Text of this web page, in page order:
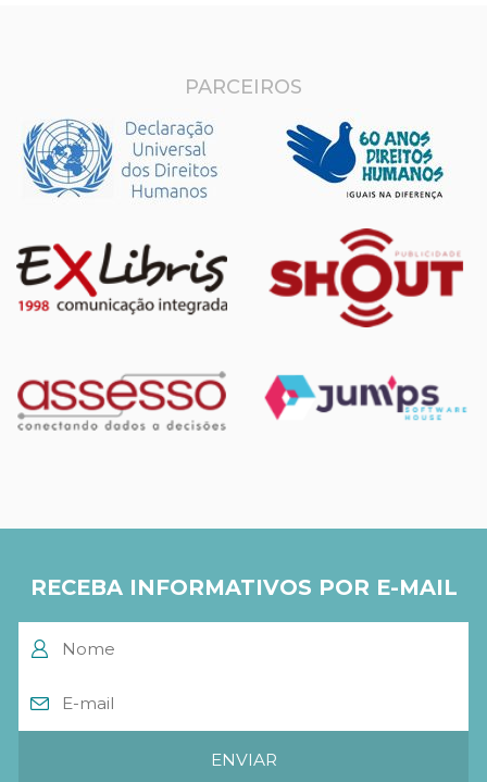
PARCEIROS
RECEBA INFORMATIVOS POR E-MAIL